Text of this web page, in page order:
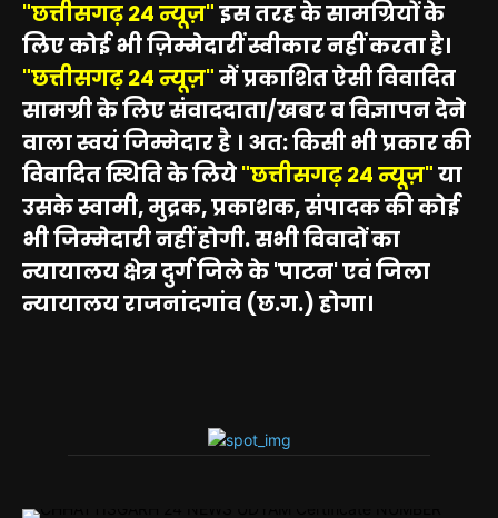
"छत्तीसगढ़ 24 न्यूज़"इस तरह के सामग्रियों के
लिए कोई भी ज़िम्मेदारीं स्वीकार नहीं करता है।
"छत्तीसगढ़ 24 न्यूज़"में प्रकाशित ऐसी विवादित
सामग्री के लिए संवाददाता/खबर व विज्ञापन देने
वाला स्वयं जिम्मेदार है । अत: किसी भी प्रकार की
विवादित स्थिति के लिये"छत्तीसगढ़ 24 न्यूज़"या
उसके स्वामी, मुद्रक, प्रकाशक, संपादक की कोई
भी जिम्मेदारी नहीं होगी. सभी विवादों का
न्यायालय क्षेत्र दुर्ग जिले के 'पाटन' एवं जिला
न्यायालय राजनांदगांव (छ.ग.) होगा।